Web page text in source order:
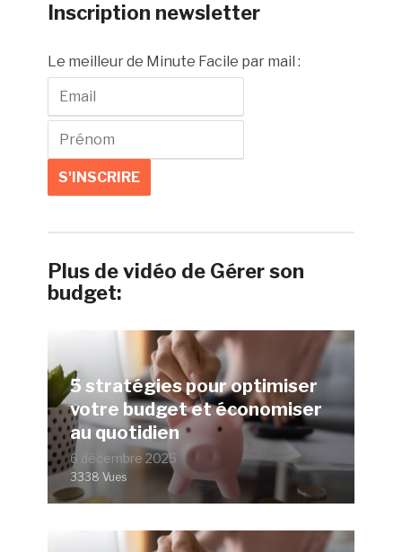
Inscription newsletter
Le meilleur de Minute Facile par mail :
Plus de vidéo de Gérer son
budget:
5 stratégies pour optimiser
votre budget et économiser
au quotidien
6 décembre 2025
3338 Vues